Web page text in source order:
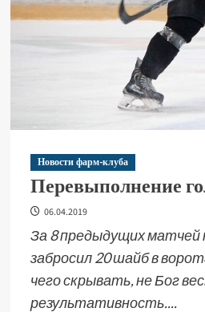
Новости фарм-клуба
Перевыполнение
06.04.2019
За 8 предыдущих
забросил 20 шайб в
чего скрывать, не Бог
результативность....